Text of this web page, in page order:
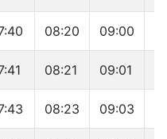
08:20 09:00
08:21 09:01
08:23 09:03